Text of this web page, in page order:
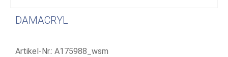
DAMACRYL
Artikel-Nr.: A175988_wsm